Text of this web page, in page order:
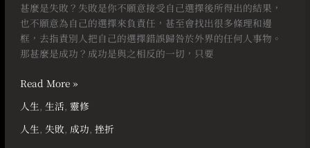
甚麼是失敗？失敗是你不願意接受自己選擇後所得出的結果，
也不願意為自己的選擇來負責任，甚至會找出很多條理和邊
框，去指責別人把自己的選擇錯誤歸咎於外界的任何人事物。
那甚麼是成功？成功是與之相反的一切，只要
Read More »
人生 ,生活,靈修
人生 , 失敗, 成功,挫折